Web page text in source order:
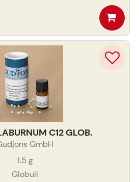
C12 GLOB.
GmbH
1.5 g
Globuli